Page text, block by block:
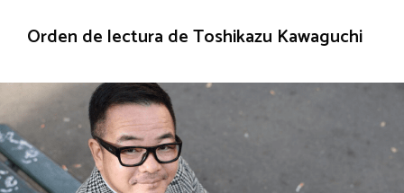
Orden de lectura de Toshikazu Kawaguchi